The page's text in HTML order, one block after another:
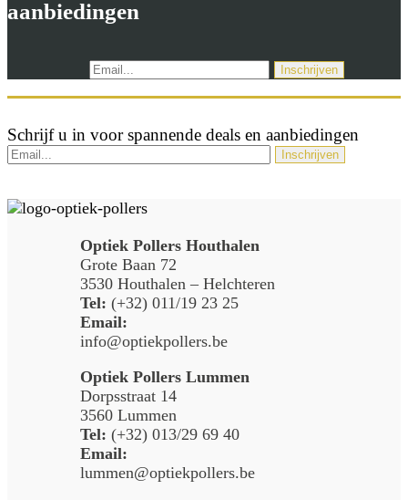
aanbiedingen
Schrijf u in voor spannende deals en aanbiedingen
Optiek Pollers Houthalen
Grote Baan 72
3530 Houthalen – Helchteren
Tel: (+32) 011/19 23 25
Email:
info@optiekpollers.be
Optiek Pollers Lummen
Dorpsstraat 14
3560 Lummen
Tel: (+32) 013/29 69 40
Email:
lummen@optiekpollers.be